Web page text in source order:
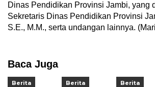
Dinas Pendidikan Provinsi Jambi, yang
Sekretaris Dinas Pendidikan Provinsi
S.E., M.M., serta undangan lainnya.
Baca Juga
Berita Berita Berita